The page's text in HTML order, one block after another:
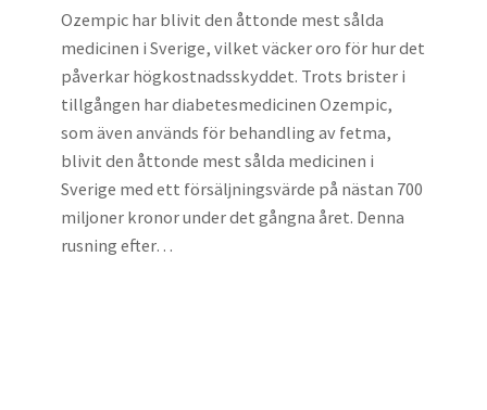
Ozempic har blivit den åttonde mest sålda
medicinen i Sverige, vilket väcker oro för hur det
påverkar högkostnadsskyddet. Trots brister i
tillgången har diabetesmedicinen Ozempic,
som även används för behandling av fetma,
blivit den åttonde mest sålda medicinen i
Sverige med ett försäljningsvärde på nästan 700
miljoner kronor under det gångna året. Denna
rusning efter…